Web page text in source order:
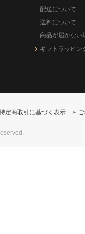
配送について
送料について
商品が届かない
ギフトラッピン
定商取引に基づく表示